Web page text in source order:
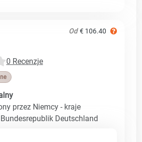
Od € 106.40
0 Recenzje
przez Niemcy - kraje
Deutschland